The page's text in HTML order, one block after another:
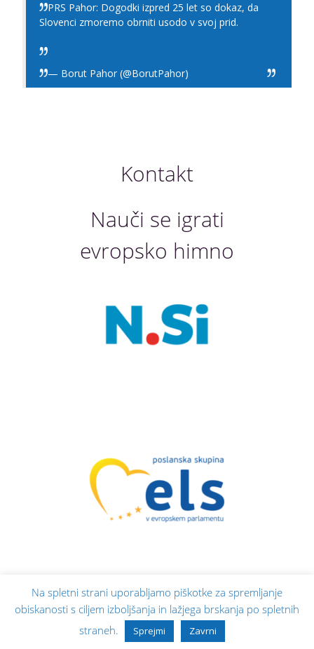
PRS Pahor: Dogodki izpred 25 let so dokaz, da
Slovenci zmoremo obrniti usodo v svoj prid.
— Borut Pahor (@BorutPahor) January 19, 2015
Kontakt
Nauči se igrati
evropsko himno
Na spletni strani uporabljamo piškotke za spremljanje
obiskanosti s ciljem izboljšanja in lažjega brskanja po spletnih
straneh.
Sprejmi Zavrni